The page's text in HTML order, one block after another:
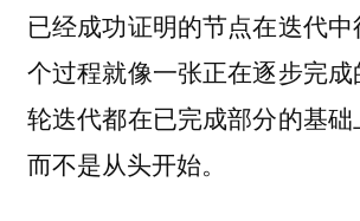
已经成功证明的节点在迭代
个过程就像一张正在逐步完
轮迭代都在已完成部分的基础
而不是从头开始。